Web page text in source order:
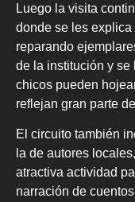
Luego la visita
donde se les
reparando
de la institución y se
chicos pueden
reflejan gran parte
El circuito también
la de autores
atractiva actividad
narración de